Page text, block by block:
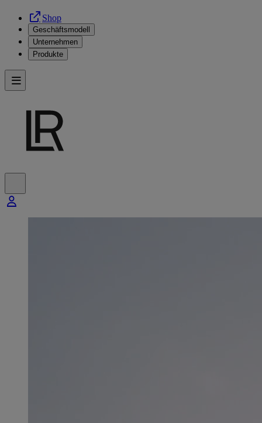
Shop
Geschäftsmodell
Unternehmen
Produkte